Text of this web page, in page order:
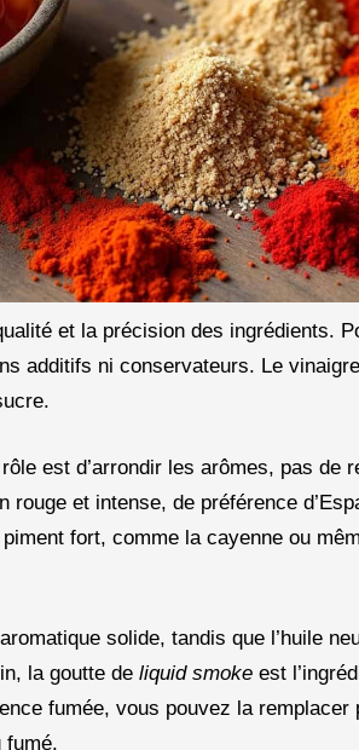
et la précision des ingrédients.
additifs ni conservateurs. Le
est d’arrondir les arômes, pas de
et intense, de préférence
fort, comme la cayenne ou
solide, tandis que l’huile
la goutte de liquid smoke est
fumée, vous pouvez la remplacer
fumé.